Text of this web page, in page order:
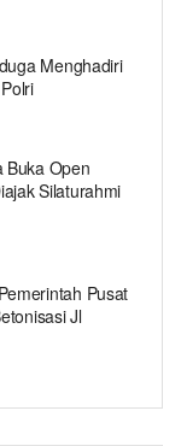
Menghadiri
Buka Open
Silaturahmi
Pusat
Jl